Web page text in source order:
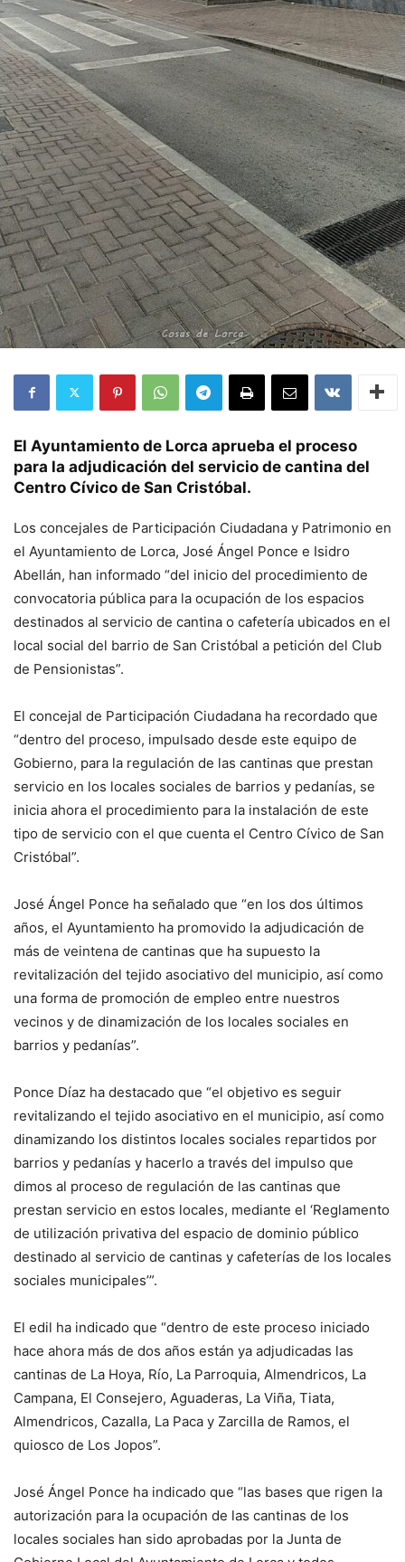
El Ayuntamiento de Lorca aprueba el proceso
para la adjudicación del servicio de cantina del
Centro Cívico de San Cristóbal.
Los concejales de Participación Ciudadana y Patrimonio en
el Ayuntamiento de Lorca, José Ángel Ponce e Isidro
Abellán, han informado “del inicio del procedimiento de
convocatoria pública para la ocupación de los espacios
destinados al servicio de cantina o cafetería ubicados en el
local social del barrio de San Cristóbal a petición del Club
de Pensionistas”.
El concejal de Participación Ciudadana ha recordado que
“dentro del proceso, impulsado desde este equipo de
Gobierno, para la regulación de las cantinas que prestan
servicio en los locales sociales de barrios y pedanías, se
inicia ahora el procedimiento para la instalación de este
tipo de servicio con el que cuenta el Centro Cívico de San
Cristóbal”.
José Ángel Ponce ha señalado que “en los dos últimos
años, el Ayuntamiento ha promovido la adjudicación de
más de veintena de cantinas que ha supuesto la
revitalización del tejido asociativo del municipio, así como
una forma de promoción de empleo entre nuestros
vecinos y de dinamización de los locales sociales en
barrios y pedanías”.
Ponce Díaz ha destacado que “el objetivo es seguir
revitalizando el tejido asociativo en el municipio, así como
dinamizando los distintos locales sociales repartidos por
barrios y pedanías y hacerlo a través del impulso que
dimos al proceso de regulación de las cantinas que
prestan servicio en estos locales, mediante el ‘Reglamento
de utilización privativa del espacio de dominio público
destinado al servicio de cantinas y cafeterías de los locales
sociales municipales’”.
El edil ha indicado que “dentro de este proceso iniciado
hace ahora más de dos años están ya adjudicadas las
cantinas de La Hoya, Río, La Parroquia, Almendricos, La
Campana, El Consejero, Aguaderas, La Viña, Tiata,
Almendricos, Cazalla, La Paca y Zarcilla de Ramos, el
quiosco de Los Jopos”.
José Ángel Ponce ha indicado que “las bases que rigen la
autorización para la ocupación de las cantinas de los
locales sociales han sido aprobadas por la Junta de